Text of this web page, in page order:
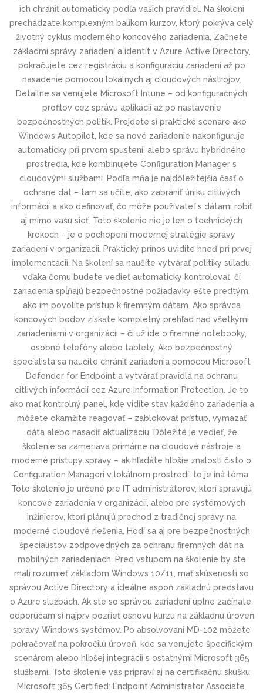
ich chrániť automaticky podľa vašich pravidiel. Na školení
prechádzate komplexným balíkom kurzov, ktorý pokrýva celý
životný cyklus moderného koncového zariadenia. Začnete
základmi správy zariadení a identít v Azure Active Directory,
pokračujete cez registráciu a konfiguráciu zariadení až po
nasadenie pomocou lokálnych aj cloudových nástrojov.
Detailne sa venujete Microsoft Intune – od konfiguračných
profilov cez správu aplikácií až po nastavenie
bezpečnostných politík. Prejdete si praktické scenáre ako
Windows Autopilot, kde sa nové zariadenie nakonfiguruje
automaticky pri prvom spustení, alebo správu hybridného
prostredia, kde kombinujete Configuration Manager s
cloudovými službami. Podľa mňa je najdôležitejšia časť o
ochrane dát – tam sa učíte, ako zabrániť úniku citlivých
informácií a ako definovať, čo môže používateľ s dátami robiť
aj mimo vašu sieť. Toto školenie nie je len o technických
krokoch – je o pochopení modernej stratégie správy
zariadení v organizácii. Praktický prínos uvidíte hneď pri prvej
implementácii. Na školení sa naučíte vytvárať politiky súladu,
vďaka čomu budete vedieť automaticky kontrolovať, či
zariadenia spĺňajú bezpečnostné požiadavky ešte predtým,
ako im povolíte prístup k firemným dátam. Ako správca
koncových bodov získate kompletný prehľad nad všetkými
zariadeniami v organizácii – či už ide o firemné notebooky,
osobné telefóny alebo tablety. Ako bezpečnostný
špecialista sa naučíte chrániť zariadenia pomocou Microsoft
Defender for Endpoint a vytvárať pravidlá na ochranu
citlivých informácií cez Azure Information Protection. Je to
ako mať kontrolný panel, kde vidíte stav každého zariadenia a
môžete okamžite reagovať – zablokovať prístup, vymazať
dáta alebo nasadiť aktualizáciu. Dôležité je vedieť, že
školenie sa zameriava primárne na cloudové nástroje a
moderné prístupy správy – ak hľadáte hlbšie znalosti čisto o
Configuration Manageri v lokálnom prostredí, to je iná téma.
Toto školenie je určené pre IT administrátorov, ktorí spravujú
koncové zariadenia v organizácii, alebo pre systémových
inžinierov, ktorí plánujú prechod z tradičnej správy na
moderné cloudové riešenia. Hodí sa aj pre bezpečnostných
špecialistov zodpovedných za ochranu firemných dát na
mobilných zariadeniach. Pred vstupom na školenie by ste
mali rozumieť základom Windows 10/11, mať skúsenosti so
správou Active Directory a ideálne aspoň základnú predstavu
o Azure službách. Ak ste so správou zariadení úplne začínate,
odporúčam si najprv pozrieť osnovu kurzu na základnú úroveň
správy Windows systémov. Po absolvovaní MD-102 môžete
pokračovať na pokročilú úroveň, kde sa venujete špecifickým
scenárom alebo hlbšej integrácii s ostatnými Microsoft 365
službami. Toto školenie vás pripraví aj na certifikačnú skúšku
Microsoft 365 Certified: Endpoint Administrator Associate.